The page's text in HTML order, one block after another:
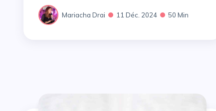
Mariacha Drai 11 Déc. 2024 50 Min